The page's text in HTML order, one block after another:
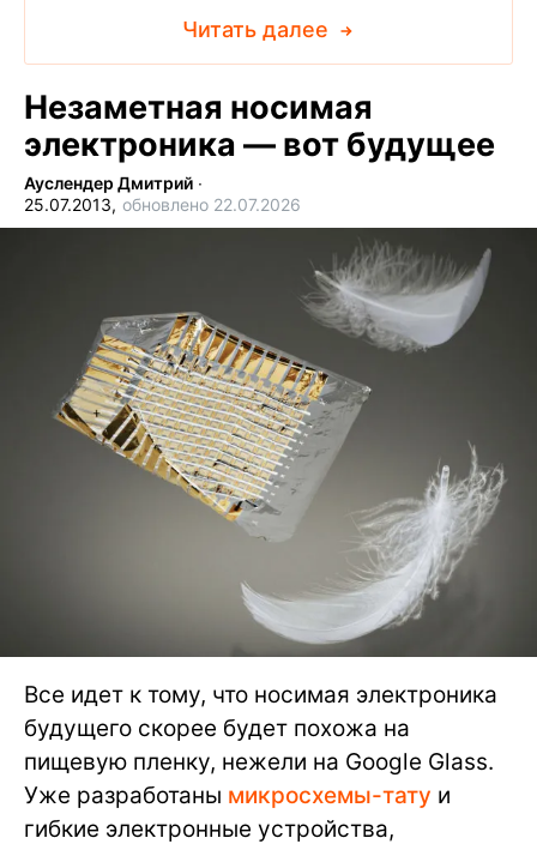
Читать далее
Незаметная носимая
электроника — вот будущее
Ауслендер Дмитрий ∙
25.07.2013, обновлено 22.07.2026
Все идет к тому, что носимая электроника
будущего скорее будет похожа на
пищевую пленку, нежели на Google Glass.
Уже разработаны микросхемы-тату и
гибкие электронные устройства,